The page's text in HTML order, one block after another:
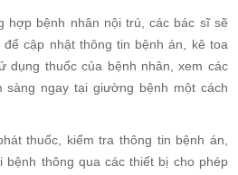
bệnh nhân nội trú, các bác sĩ sẽ
cập nhật thông tin bệnh án, kê toa
dụng thuốc của bệnh nhân, xem các
sàng ngay tại giường bệnh một cách
thuốc, kiểm tra thông tin bệnh án,
thông qua các thiết bị cho phép